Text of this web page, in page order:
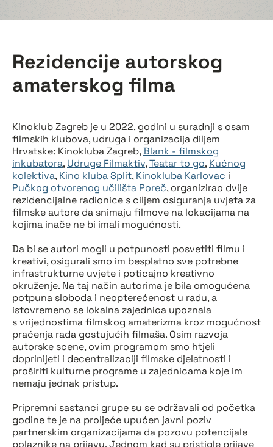
Rezidencije autorskog
amaterskog filma
Kinoklub Zagreb je u 2022. godini u suradnji s osam
filmskih klubova, udruga i organizacija diljem
Hrvatske: Kinokluba Zagreb,Blank - filmskog
inkubatora, Udruge Filmaktiv,Teatar to go, Kućnog
kolektiva, Kino kluba Split, Kinokluba Karlovac i
Pučkog otvorenog učilišta Poreč, organizirao dvije
rezidencijalne radionice s ciljem osiguranja uvjeta za
filmske autore da snimaju filmove na lokacijama na
kojima inače ne bi imali mogućnosti.
Da bi se autori mogli u potpunosti posvetiti filmu i
kreativi, osigurali smo im besplatno sve potrebne
infrastrukturne uvjete i poticajno kreativno
okruženje. Na taj način autorima je bila omogućena
potpuna sloboda i neopterećenost u radu, a
istovremeno se lokalna zajednica upoznala
s vrijednostima filmskog amaterizma kroz mogućnost
praćenja rada gostujućih filmaša. Osim razvoja
autorske scene, ovim programom smo htjeli
doprinijeti i decentralizaciji filmske djelatnosti i
proširiti kulturne programe u zajednicama koje im
nemaju jednak pristup.
Pripremni sastanci grupe su se održavali od početka
godine te je na proljeće upućen javni poziv
partnerskim organizacijama da pozovu potencijale
polaznike na prijavu. Jednom kad su pristigle prijave